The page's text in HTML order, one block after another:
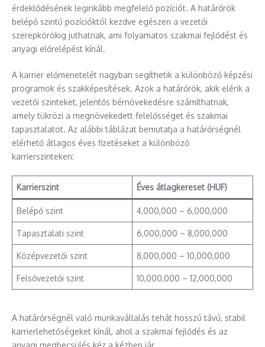
érdeklődésének leginkább megfelelő pozíciót. A határőrök
belépő szintű pozícióktól kezdve egészen a vezetői
szerepkörökig juthatnak, ami folyamatos szakmai fejlődést és
anyagi előrelépést kínál.
A karrier előmenetelét nagyban segíthetik a különböző képzési
programok és szakképesítések. Azok a határőrök, akik elérik a
vezetői szinteket, jelentős bérnövekedésre számíthatnak,
amely tükrözi a megnövekedett felelősséget és szakmai
tapasztalatot. Az alábbi táblázat bemutatja a határőrségnél
elérhető átlagos éves fizetéseket a különböző
karrierszinteken:
Karrierszint Éves átlagkereset (HUF)
Belépő szint 4,000,000 – 6,000,000
Tapasztalati szint 6,000,000 – 8,000,000
Középvezetői szint 8,000,000 – 10,000,000
Felsővezetői szint 10,000,000 – 12,000,000
A határőrségnél való munkavállalás tehát hosszú távú, stabil
karrierlehetőségeket kínál, ahol a szakmai fejlődés és az
anyagi megbecsülés kéz a kézben jár.